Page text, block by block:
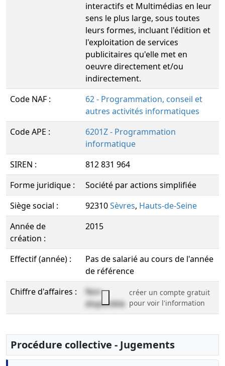
interactifs et Multimédias en leur
sens le plus large, sous toutes
leurs formes, incluant l'édition et
l'exploitation de services
publicitaires qu'elle met en
oeuvre directement et/ou
indirectement.
Code NAF :
62 - Programmation, conseil et
autres activités informatiques
Code APE :
6201Z - Programmation
informatique
SIREN :
812 831 964
Forme juridique :
Société par actions simplifiée
Siège social :
92310Sèvres, Hauts-de-Seine
Année de
création :
2015
Effectif (année) :
Pas de salarié au cours de l'année
de référence
Chiffre d'affaires :
Non
disponible
créer un compte gratuit
pour voir l'information
Procédure collective - Jugements